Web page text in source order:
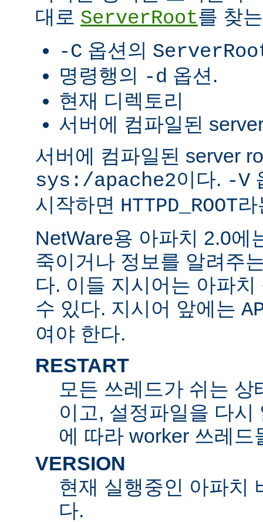
대로 ServerRoot를 찾
-C 옵션의
명령행의 -d 옵션.
현재 디렉토리
서버에 컴파일된
서버에 컴파일된 server
sys:/apache2이다. -V
시작하면 HTTPD_ROOT
NetWare용 아파치 2.0에
죽이거나 정보를 알려주
다. 이들 지시어는 아파
수 있다. 지시어 앞에는
여야 한다.
RESTART
모든 쓰레드가 쉬는
이고, 설정파일을 다
에 따라 worker 쓰레드
VERSION
현재 실행중인 아파치
다.